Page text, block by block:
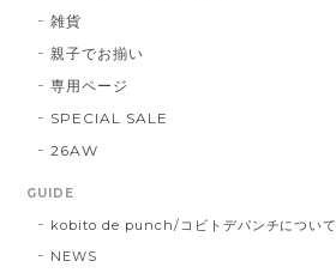
雑貨
親子でお揃い
専用ページ
SPECIAL SALE
26AW
GUIDE
kobito de punch/コビトデパンチについて
NEWS